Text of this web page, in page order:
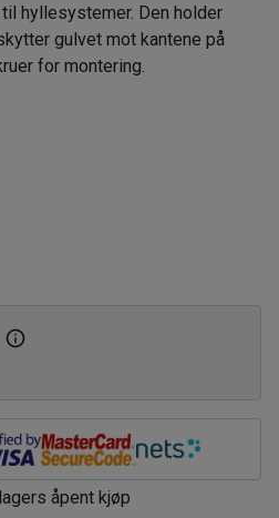
hyllesystemer. Den holder
gulvet mot kantene på
for montering.
åpent kjøp